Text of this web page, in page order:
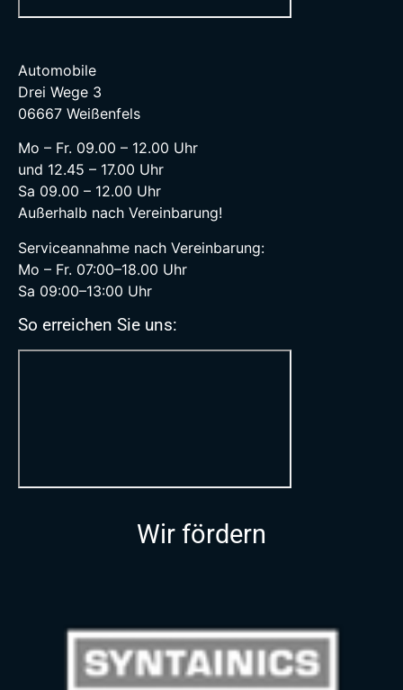
Automobile
Drei Wege 3
06667 Weißenfels
Mo – Fr. 09.00 – 12.00 Uhr
und 12.45 – 17.00 Uhr
Sa 09.00 – 12.00 Uhr
Außerhalb nach Vereinbarung!
Serviceannahme nach Vereinbarung:
Mo – Fr. 07:00–18.00 Uhr
Sa 09:00–13:00 Uhr
So erreichen Sie uns:
Wir fördern